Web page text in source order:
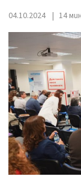
04.10.2024 14